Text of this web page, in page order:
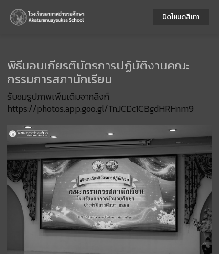
พิธีมอบเกียรติบัตรการปฏิบัติงานคณะ
กรรมการสภานักเรียน
รับชมรูปภาพเพิ่มเติมจากลิงก์
https://photos.app.goo.gl/TnJCDc1CBgdHRHnm9
ปิดโหมดสีเทา